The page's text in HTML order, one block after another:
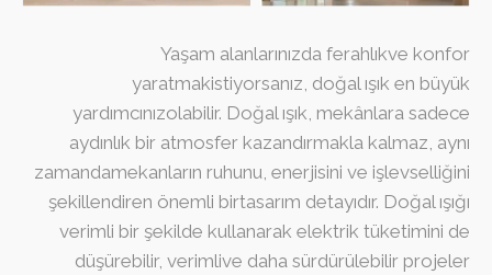
Yaşam alanlarınızda ferahlıkve konfor
yaratmakistiyorsanız, doğal ışık en büyük
yardımcınızolabilir. Doğal ışık, mekânlara sadece
aydınlık bir atmosfer kazandırmakla kalmaz, aynı
zamandamekanların ruhunu, enerjisini ve işlevselliğini
şekillendiren önemli birtasarım detayıdır. Doğal ışığı
verimli bir şekilde kullanarak elektrik tüketimini de
düşürebilir, verimlive daha sürdürülebilir projeler